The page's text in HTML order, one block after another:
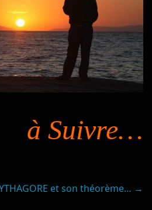
à Suivre…
et son théorème… →